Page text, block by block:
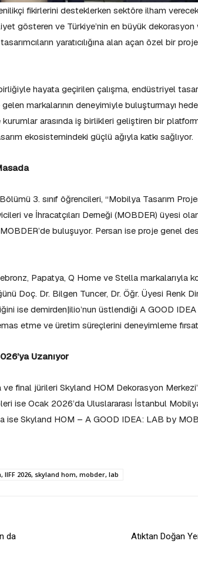
fikirlerini desteklerken sektöre ilham
gösteren ve Türkiye’nin en büyük dekorasyon
yaratıcılığına alan açan özel bir
hayata geçirilen çalışma, endüstriyel
markalarının deneyimiyle buluşturmayı
kurumlar arasında iş birlikleri geliştiren bir
ekosistemindeki güçlü ağıyla katkı sağlıyor.
3. sınıf öğrencileri, “Mobilya Tasarım
ve İhracatçıları Derneği (MOBDER) üyesi
buluşuyor. Persan ise proje genel
Papatya, Q Home ve Stella markalarıyla
Doç. Dr. Bilgen Tuncer, Dr. Öğr. Üyesi Renk
ise demirden|ilio’nun üstlendiği A GOOD
etme ve üretim süreçlerini deneyimleme
Uzanıyor
ve final jürileri Skyland HOM Dekorasyon
ise Ocak 2026’da Uluslararası İstanbul Mobilya
ise Skyland HOM – A GOOD IDEA: LAB by
2026, skyland hom, mobder, lab
da
Atıktan Doğan